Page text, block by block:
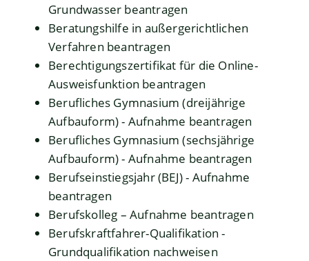
Grundwasser beantragen
Beratungshilfe in außergerichtlichen
Verfahren beantragen
Berechtigungszertifikat für die Online-
Ausweisfunktion beantragen
Berufliches Gymnasium (dreijährige
Aufbauform) - Aufnahme beantragen
Berufliches Gymnasium (sechsjährige
Aufbauform) - Aufnahme beantragen
Berufseinstiegsjahr (BEJ) - Aufnahme
beantragen
Berufskolleg – Aufnahme beantragen
Berufskraftfahrer-Qualifikation -
Grundqualifikation nachweisen